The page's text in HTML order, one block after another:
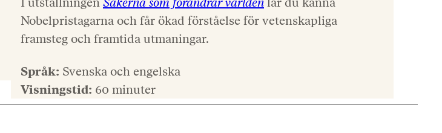
Nobelpristagarna och får ökad förståelse för vetenskapliga
framsteg och framtida utmaningar.
Språk: Svenska och engelska
Visningstid: 60 minuter